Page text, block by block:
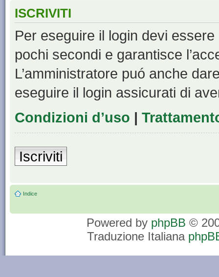
ISCRIVITI
Per eseguire il login devi
pochi secondi e garantisce
L’amministratore puó anche
eseguire il login assicurati di
Condizioni d’uso |
Iscriviti
Indice
Powered by phpBB ©
Traduzione Italiana